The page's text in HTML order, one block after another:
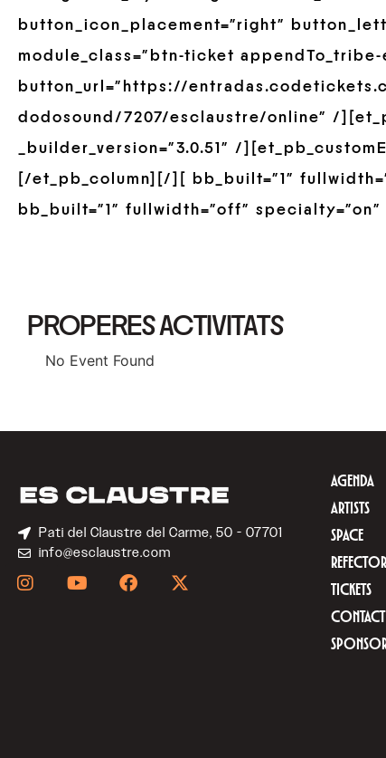
button_icon_placement=”right”
module_class=”btn-ticket
button_url=”https://
dodosound/7207/esclaustre/online” /
_builder_version=”3.0.51″ /
[/et_pb_column][/][ bb_built=”1″
bb_built=”1″ fullwidth=”off”
PROPERES ACTIVITATS
No Event Found
Pati del Claustre del Carme, 50 - 07701
info@esclaustre.com
AGENDA
ARTISTS
SPACE
TICKETS
CONTACT